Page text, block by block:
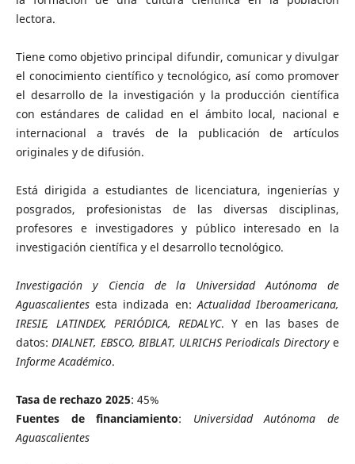
lectora.
Tiene como objetivo principal difundir, comunicar y divulgar
el conocimiento científico y tecnológico, así como promover
el desarrollo de la investigación y la producción científica
con estándares de calidad en el ámbito local, nacional e
internacional a través de la publicación de artículos
originales y de difusión.
Está dirigida a estudiantes de licenciatura, ingenierías y
posgrados, profesionistas de las diversas disciplinas,
profesores e investigadores y público interesado en la
investigación científica y el desarrollo tecnológico.
Investigación y Ciencia de la Universidad Autónoma de
Aguascalientesesta indizada en: Actualidad Iberoamericana,
IRESIE, LATINDEX, PERIÓDICA, REDALYC. Y en las bases de
datos:DIALNET, EBSCO, BIBLAT, ULRICHS Periodicals Directorye
Informe Académico.
Tasa de rechazo 2025: 45%
Fuentes de financiamiento: Universidad Autónoma de
Aguascalientes